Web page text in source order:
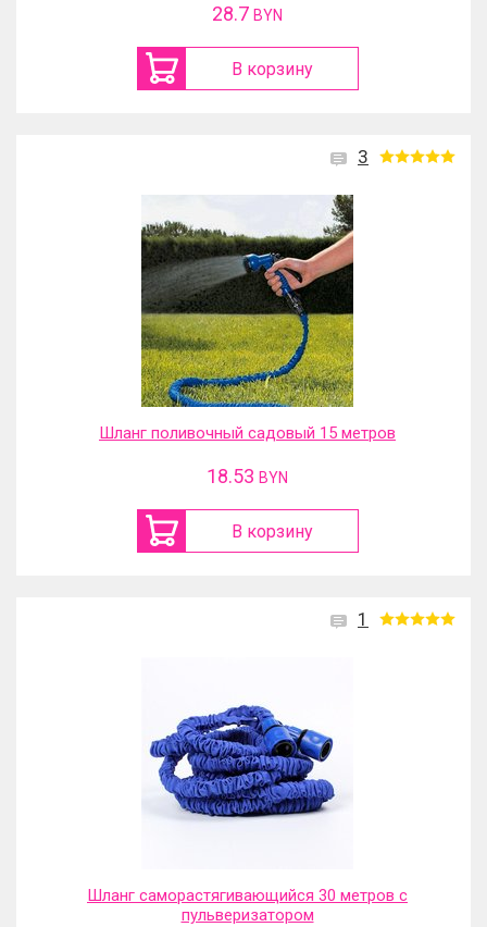
28.7 BYN
В корзину
3
Шланг поливочный садовый 15 метров
18.53 BYN
В корзину
1
Шланг саморастягивающийся 30 метров с
пульверизатором